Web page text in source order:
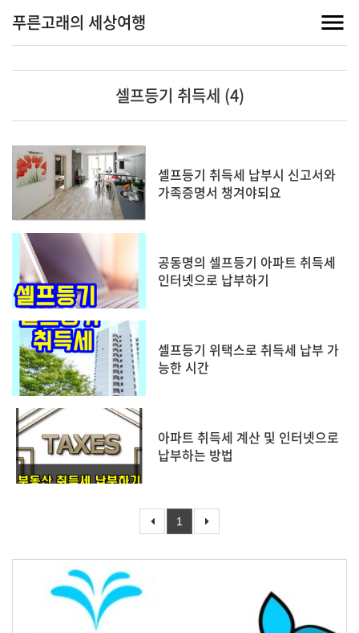
푸른고래의 세상여행
셀프등기 취득세 (4)
셀프등기 취득세 납부시 신고서와
가족증명서 챙겨야되요
공동명의 셀프등기 아파트 취득세
인터넷으로 납부하기
셀프등기 위택스로 취득세 납부 가
능한 시간
아파트 취득세 계산 및 인터넷으로
납부하는 방법
1